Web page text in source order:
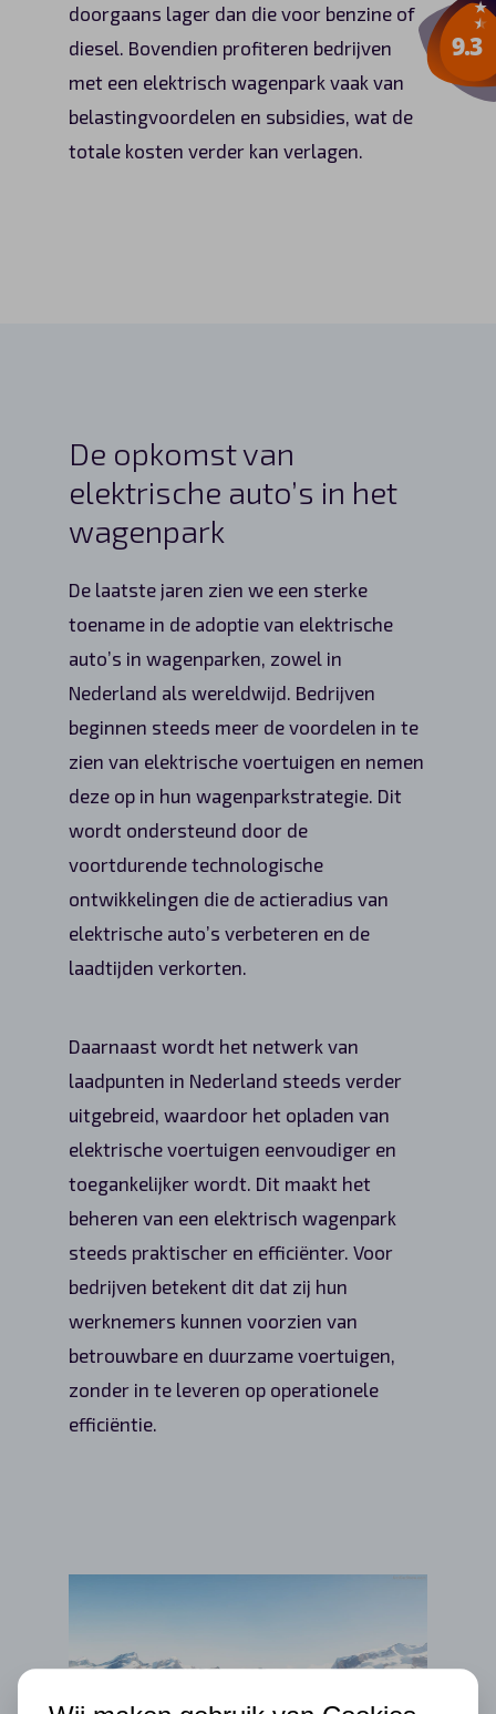
doorgaans lager dan die voor benzine of
diesel. Bovendien profiteren bedrijven
met een elektrisch wagenpark vaak van
belastingvoordelen en subsidies, wat de
totale kosten verder kan verlagen.
De opkomst van
elektrische auto’s in het
wagenpark
De laatste jaren zien we een sterke
toename in de adoptie van elektrische
auto’s in wagenparken, zowel in
Nederland als wereldwijd. Bedrijven
beginnen steeds meer de voordelen in te
zien van elektrische voertuigen en nemen
deze op in hun wagenparkstrategie. Dit
wordt ondersteund door de
voortdurende technologische
ontwikkelingen die de actieradius van
elektrische auto’s verbeteren en de
laadtijden verkorten.
Daarnaast wordt het netwerk van
laadpunten in Nederland steeds verder
uitgebreid, waardoor het opladen van
elektrische voertuigen eenvoudiger en
toegankelijker wordt. Dit maakt het
beheren van een elektrisch wagenpark
steeds praktischer en efficiënter. Voor
bedrijven betekent dit dat zij hun
werknemers kunnen voorzien van
betrouwbare en duurzame voertuigen,
zonder in te leveren op operationele
efficiëntie.